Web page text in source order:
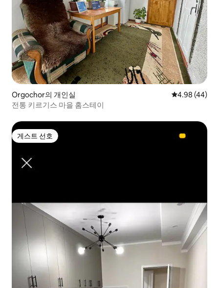
Orgochor의 개인실 평점 4.98점(5
4.98 (44)
전통 키르기스 마을 홈스테이
게스트 선호
게스트 선호